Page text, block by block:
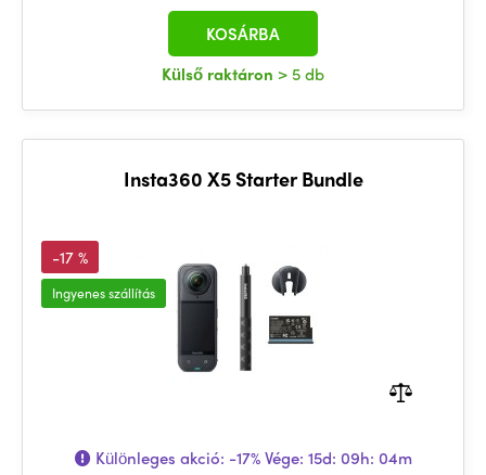
Külső raktáron > 5 db
KOSÁRBA
Insta360 X5 Starter Bundle
-17 %
Ingyenes szállítás
Különleges akció: -17%Vége: 15d: 09h: 04m